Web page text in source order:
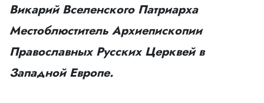
Викарий Вселенского Патриарха
Местоблюститель Архиепископии
Православных Русских Церквей в
Западной Европе.